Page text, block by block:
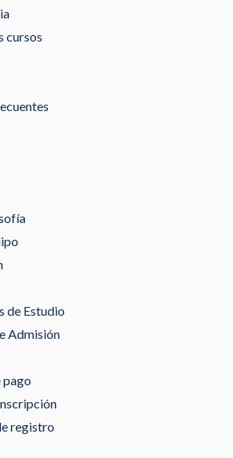
cursos
de Estudio
Admisión
pago
registro